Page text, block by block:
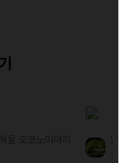
물 오코노미야끼